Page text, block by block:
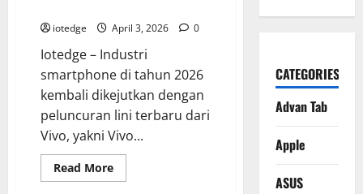
iotedge April 3, 2026 0
Iotedge – Industri
smartphone di tahun 2026
kembali dikejutkan dengan
peluncuran lini terbaru dari
Vivo, yakni Vivo...
Read MoreRead
more
CATEGORIES
Advan Tab
Apple
ASUS